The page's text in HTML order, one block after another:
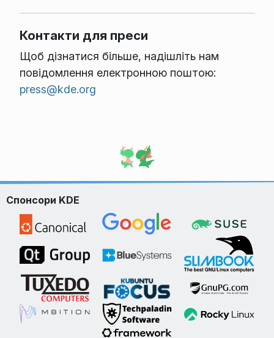
Контакти для преси
Щоб дізнатися більше, надішліть нам
повідомлення електронною поштою:
press@kde.org
Спонсори KDE